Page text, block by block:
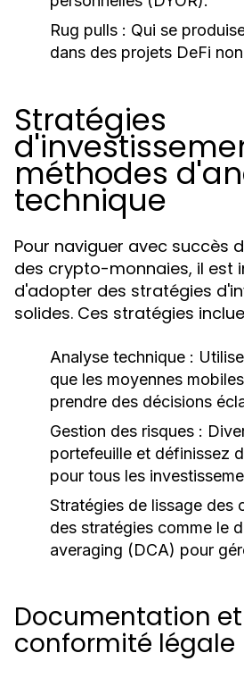
Rug pulls : Qui se
dans des projets DeFi
Stratégies
méthodes
technique
Pour naviguer avec succès
des crypto-monnaies, il est
d'adopter des stratégies
solides. Ces stratégies
Analyse technique :
que les moyennes
prendre des décisions
Gestion des risques :
portefeuille et définissez
pour tous les
Stratégies de lissage des
des stratégies comme le
averaging (DCA) pour
Documentation et
conformité légale